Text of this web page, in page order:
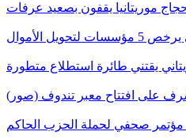
موريتانيا يقفون بصعيد عرفات
الأموال
يقتني طائرة استطلاع متطورة
على افتتاح معبر تندوف (صور)
مؤتمر صحفي لحملة الحزب الحاكم